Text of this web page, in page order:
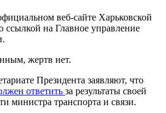
веб-сайте Харьковской
ссылкой на Главное управление
жертв нет.
Президента заявляют, что
ответить за результаты своей
министра транспорта и связи.